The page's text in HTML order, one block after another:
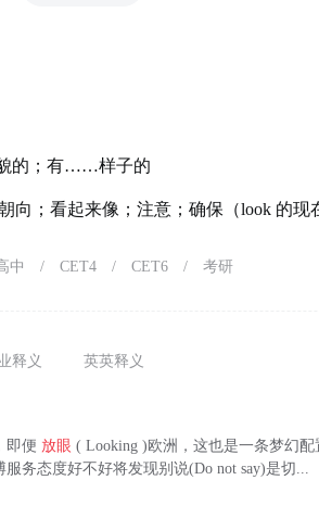
的；有……样子的
向；看起来像；注意；确保（look 的现
中 / CET4 / CET6 / 考研
释义 英英释义
即便 放眼 ( Looking )欧洲，这也是一条梦幻
务态度好不好将发现别说(Do not say)是切...